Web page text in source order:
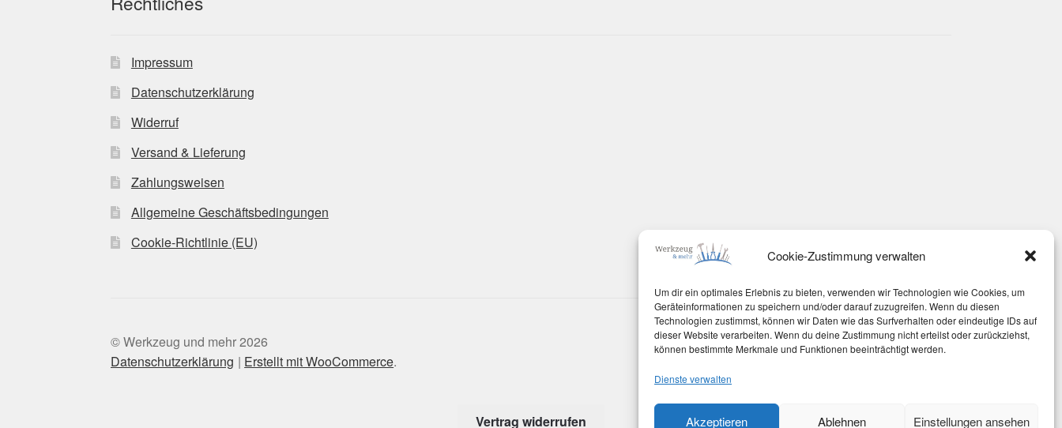
Cookie-Zustimmung verwalten
Um dir ein optimales Erlebnis zu bieten, verwenden wir Technologien wie Cookies, um
Geräteinformationen zu speichern und/oder darauf zuzugreifen. Wenn du diesen
Technologien zustimmst, können wir Daten wie das Surfverhalten oder eindeutige IDs auf
dieser Website verarbeiten. Wenn du deine Zustimmung nicht erteilst oder zurückziehst,
können bestimmte Merkmale und Funktionen beeinträchtigt werden.
Dienste verwalten
Akzeptieren Ablehnen Einstellungen ansehen
Impressum
Datenschutzerklärung
Widerruf
Versand & Lieferung
Zahlungsweisen
Allgemeine Geschäftsbedingungen
Cookie-Richtlinie (EU)
© Werkzeug und mehr 2026
Datenschutzerklärung
Erstellt mit WooCommerce.
Vertrag widerrufen